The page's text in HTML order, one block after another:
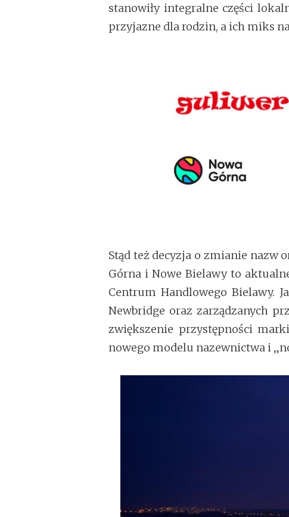
stanowiły integralne części
przyjazne dla rodzin, a ich miks
Stąd też decyzja o zmianie nazw
Górna i Nowe Bielawy to
Centrum Handlowego Bielawy.
Newbridge oraz zarządzanych
zwiększenie przystępności
nowego modelu nazewnictwa i